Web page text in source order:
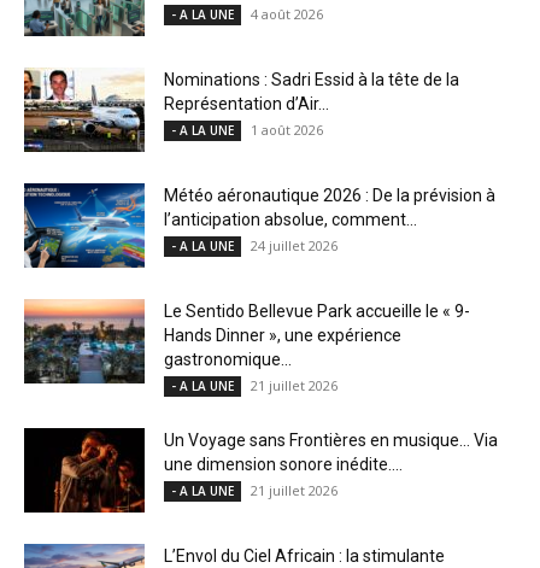
- A LA UNE 4 août 2026
Nominations : Sadri Essid à la tête de la
Représentation d’Air...
- A LA UNE 1 août 2026
Météo aéronautique 2026 : De la prévision à
l’anticipation absolue, comment...
- A LA UNE 24 juillet 2026
Le Sentido Bellevue Park accueille le « 9-
Hands Dinner », une expérience
gastronomique...
- A LA UNE 21 juillet 2026
Un Voyage sans Frontières en musique… Via
une dimension sonore inédite....
- A LA UNE 21 juillet 2026
L’Envol du Ciel Africain : la stimulante